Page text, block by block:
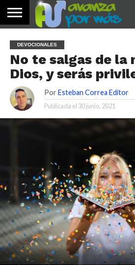
PALABRA
DE HOY
DEVOCIONALES
NOTICIAS
TESTIMONIOS
ORACIONES
SOBRE
NOSOTROS
IMÁGENES
DEVOCIONALES
No te salgas de la
Dios, y serás
Por Esteban Correa Editor
Publicada el 30 junio, 2021